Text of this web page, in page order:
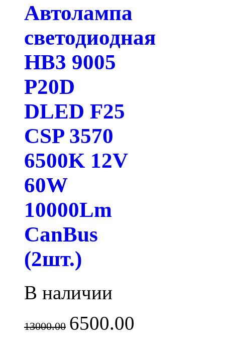
Автолампа
светодиодная
HB3 9005
P20D
DLED F25
CSP 3570
6500K 12V
60W
10000Lm
CanBus
(2шт.)
В наличии
13000.00 6500.00